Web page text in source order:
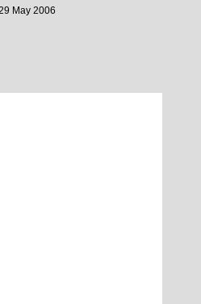
May 2006